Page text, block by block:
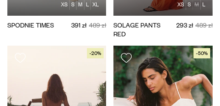
XS S M L XL
SPODNIE TIMES 391 zł 489 zł
XS S M L
SOLAGE PANTS
RED
293 zł 489 zł
-20% -50%